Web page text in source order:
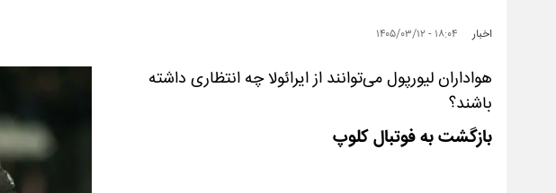
اخبار ۱۸:۰۴ - ۱۴۰۵/۰۳/۱۲
هواداران لیورپول می‌توانند از ایرائولا چه انتظاری داشته
باشند؟
بازگشت به فوتبال کلوپ